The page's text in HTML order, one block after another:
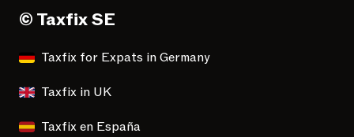
© Taxfix SE
Taxfix for Expats in Germany
Taxfix in UK
Taxfix en España